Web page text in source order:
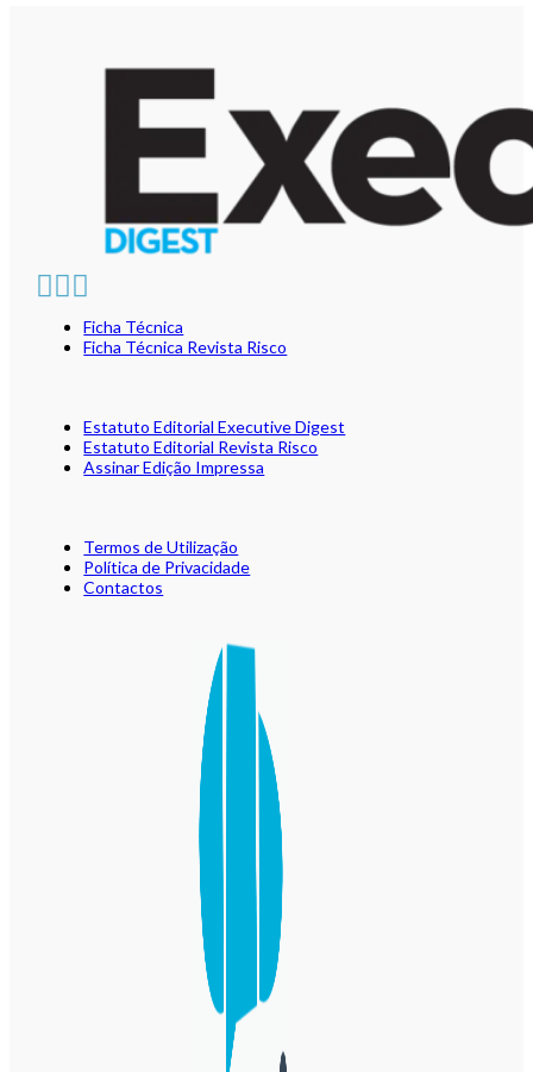
Ficha Técnica
Ficha Técnica Revista Risco
Estatuto Editorial Executive Digest
Estatuto Editorial Revista Risco
Assinar Edição Impressa
Termos de Utilização
Política de Privacidade
Contactos